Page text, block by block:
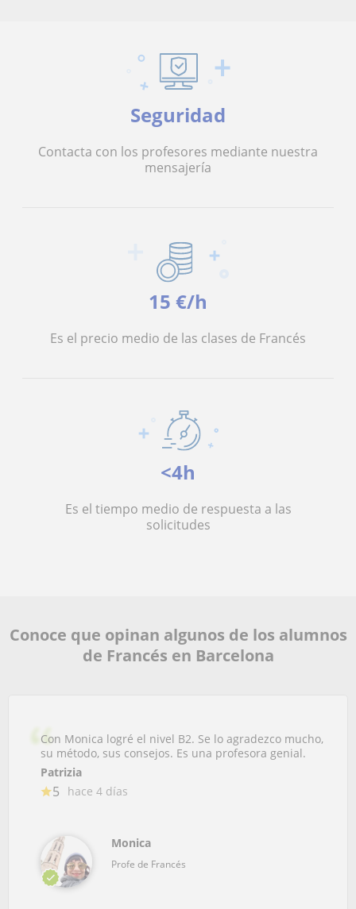
Seguridad
Contacta con los profesores mediante nuestra
mensajería
15 €/h
Es el precio medio de las clases de Francés
<4h
Es el tiempo medio de respuesta a las
solicitudes
Conoce que opinan algunos de los alumnos
de Francés en Barcelona
Con Monica logré el nivel B2. Se lo agradezco mucho,
su método, sus consejos. Es una profesora genial.
Patrizia
5 hace 4 días
Monica
Profe de Francés